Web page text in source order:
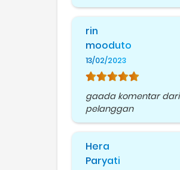
rin
mooduto
13/02/2023
gaada komentar dari
pelanggan
Hera
Paryati